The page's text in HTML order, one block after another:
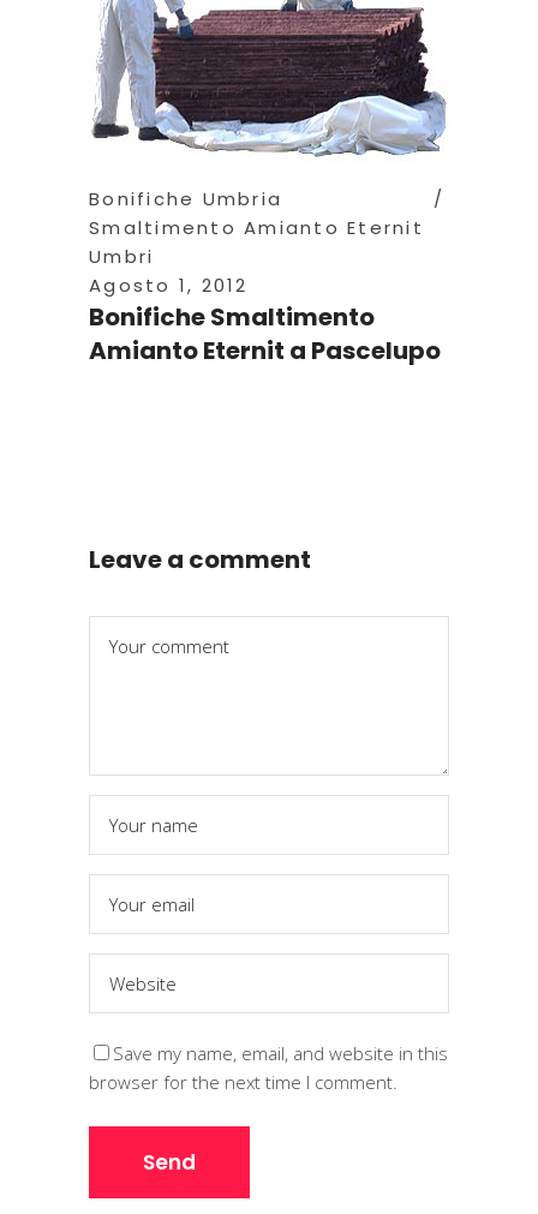
Bonifiche Umbria
Smaltimento Amianto Eternit
Umbri
Agosto 1, 2012
Bonifiche Smaltimento
Amianto Eternit a Pascelupo
Leave a comment
Save my name, email, and website in this
browser for the next time I comment.